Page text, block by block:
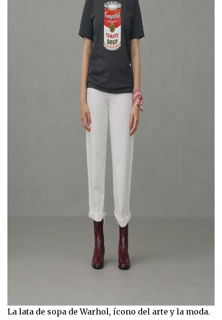
La lata de sopa de Warhol, ícono del arte y la moda.